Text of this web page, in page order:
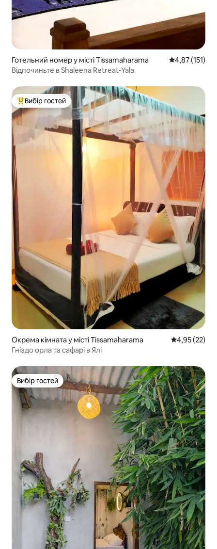
Готельний номер у місті Tissamaharama Середня
4,87 (151)
Відпочиньте в Shaleena Retreat-Yala
Топ вибір гостей
Вибір гостей
Окрема кімната у місті Tissamaharama Середня
4,95 (22)
Гніздо орла та сафарі в Ялі
Вибір гостей
Вибір гостей